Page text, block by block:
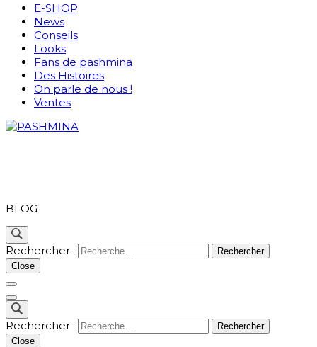
E-SHOP
News
Conseils
Looks
Fans de pashmina
Des Histoires
On parle de nous !
Ventes
BLOG
Rechercher :
Close
Rechercher :
Close